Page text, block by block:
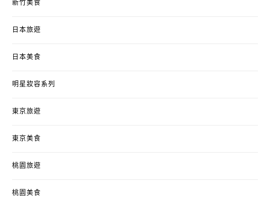
新竹美食
日本旅遊
日本美食
明星妝容系列
東京旅遊
東京美食
桃園旅遊
桃園美食